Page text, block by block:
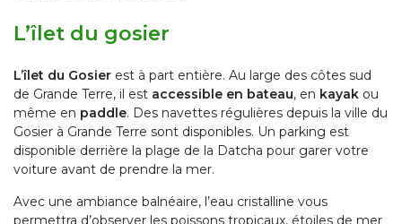
L’îlet du gosier
L’îlet du Gosier est à part entière. Au large des côtes sud
de Grande Terre, il est accessible en bateau, en kayak ou
même en paddle. Des navettes régulières depuis la ville du
Gosier à Grande Terre sont disponibles. Un parking est
disponible derrière la plage de la Datcha pour garer votre
voiture avant de prendre la mer.
Avec une ambiance balnéaire, l’eau cristalline vous
permettra d’observer les poissons tropicaux, étoiles de mer